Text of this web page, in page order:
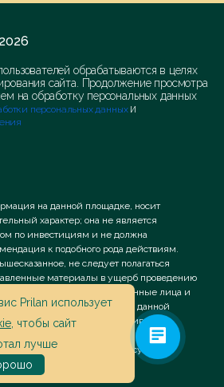
обрабатываются в целях
сайта. Продолжение просмотра
на обработку персональных данных
персональных данных и
на данной площадке, носит
характер; она не является
по инвестициям и не должна
к подобного рода действиям.
не следует полагаться
материалы в ущерб проведению
«Prilan» его аффилированные лица и
за использование данной
косвенный ущерб, наступивший
and the Google
Privacy Policy
Prilan использует
, чтобы сайт
лучше